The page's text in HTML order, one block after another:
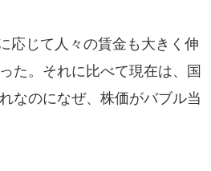
応じて人々の賃金も大きく伸
た。それに比べて現在は、国
なのになぜ、株価がバブル当